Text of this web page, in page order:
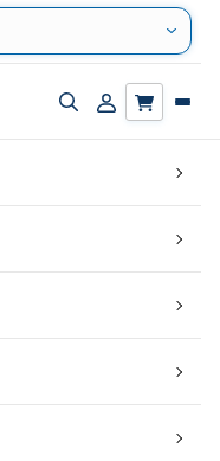
Zapnout/vypnout
Přihlásit/